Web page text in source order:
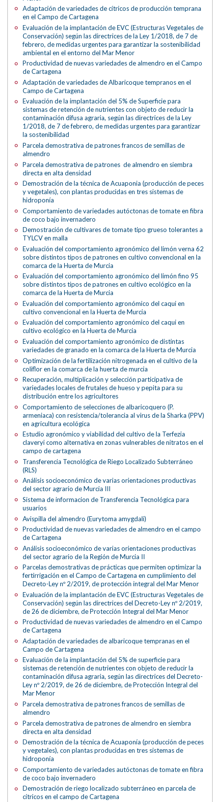
Adaptación de variedades de cítricos de producción temprana
en el Campo de Cartagena
Evaluación de la implantación de EVC (Estructuras Vegetales de
Conservación) según las directrices de la Ley 1/2018, de 7 de
febrero, de medidas urgentes para garantizar la sostenibilidad
ambiental en el entorno del Mar Menor
Productividad de nuevas variedades de almendro en el Campo
de Cartagena
Adaptación de variedades de Albaricoque tempranos en el
Campo de Cartagena
Evaluación de la implantación del 5% de Superficie para
sistemas de retención de nutrientes con objeto de reducir la
contaminación difusa agraria, según las directrices de la Ley
1/2018, de 7 de febrero, de medidas urgentes para garantizar
la sostenibilidad
Parcela demostrativa de patrones francos de semillas de
almendro
Parcela demostrativa de patrones de almendro en siembra
directa en alta densidad
Demostración de la técnica de Acuaponia (producción de peces
y vegetales), con plantas producidas en tres sistemas de
hidroponía
Comportamiento de variedades autóctonas de tomate en fibra
de coco bajo invernadero
Demostración de cultivares de tomate tipo grueso tolerantes a
TYLCV en malla
Evaluación del comportamiento agronómico del limón verna 62
sobre distintos tipos de patrones en cultivo convencional en la
comarca de la Huerta de Murcia
Evaluación del comportamiento agronómico del limón fino 95
sobre distintos tipos de patrones en cultivo ecológico en la
comarca de la Huerta de Murcia
Evaluación del comportamiento agronómico del caqui en
cultivo convencional en la Huerta de Murcia
Evaluación del comportamiento agronómico del caqui en
cultivo ecológico en la Huerta de Murcia
Evaluación del comportamiento agronómico de distintas
variedades de granado en la comarca de la Huerta de Murcia
Optimización de la fertilización nitrogenada en el cultivo de la
coliflor en la comarca de la huerta de murcia
Recuperación, multiplicación y selección participativa de
variedades locales de frutales de hueso y pepita para su
distribución entre los agricultores
Comportamiento de selecciones de albaricoquero (P.
armeniaca) con resistencia/tolerancia al virus de la Sharka (PPV)
en agricultura ecológica
Estudio agronómico y viabilidad del cultivo de la Terfezia
claveryi como alternativa en zonas vulnerables de nitratos en el
campo de cartagena
Transferencia Tecnológica de Riego Localizado Subterráneo
(RLS)
Análisis socioeconómico de varias orientaciones productivas
del sector agrario de Murcia III
Sistema de informacion de Transferencia Tecnológica para
usuarios
Avispilla del almendro (Eurytoma amygdali)
Productividad de nuevas variedades de almendro en el campo
de Cartagena
Análisis socioeconómico de varias orientaciones productivas
del sector agrario de la Región de Murcia II
Parcelas demostrativas de prácticas que permiten optimizar la
fertirrigación en el Campo de Cartagena en cumplimiento del
Decreto-Ley nº 2/2019, de protección integral del Mar Menor
Evaluación de la implantación de EVC (Estructuras Vegetales de
Conservación) según las directrices del Decreto-Ley nº 2/2019,
de 26 de diciembre, de Protección Integral del Mar Menor
Productividad de nuevas variedades de almendro en el Campo
de Cartagena
Adaptación de variedades de albaricoque tempranas en el
Campo de Cartagena
Evaluación de la implantación del 5% de superficie para
sistemas de retención de nutrientes con objeto de reducir la
contaminación difusa agraria, según las directrices del Decreto-
Ley nº 2/2019, de 26 de diciembre, de Protección Integral del
Mar Menor
Parcela demostrativa de patrones francos de semillas de
almendro
Parcela demostrativa de patrones de almendro en siembra
directa en alta densidad
Demostración de la técnica de Acuaponía (producción de peces
y vegetales), con plantas producidas en tres sistemas de
hidroponía
Comportamiento de variedades autóctonas de tomate en fibra
de coco bajo invernadero
Demostración de riego localizado subterráneo en parcela de
cítricos en el campo de Cartagena